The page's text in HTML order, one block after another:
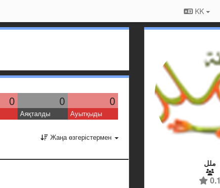
KK
0 0 0
Аяқталды Ауытқыды
Жаңа өзгерістермен
ملل
0.1